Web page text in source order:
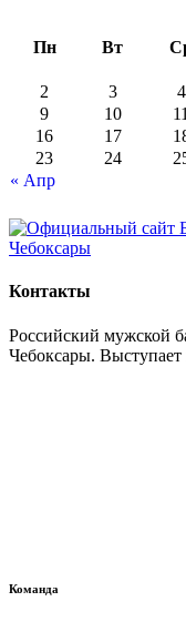
Пн
Вт
« Апр
2
3 4
9
10 11
16
17
23
24
Контакты
Российский мужской
Чебоксары.
Команда